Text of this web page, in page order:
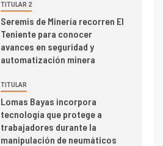
I+D
Estudio revela cómo el precio
del cobre y educación superior
se relacionan en zonas
mineras
I+D
BHP proyecta producción de
cobre cercana a 2 millones de
toneladas tras récord en
Escondida
TITULAR 2
Seremis de Minería recorren El
Teniente para conocer
avances en seguridad y
automatización minera
TITULAR
Lomas Bayas incorpora
tecnología que protege a
trabajadores durante la
manipulación de neumáticos